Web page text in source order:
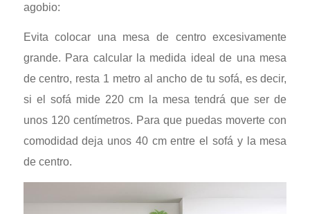
agobio:
Evita colocar una mesa de centro excesivamente
grande. Para calcular la medida ideal de una mesa
de centro, resta 1 metro al ancho de tu sofá, es decir,
si el sofá mide 220 cm la mesa tendrá que ser de
unos 120 centímetros. Para que puedas moverte con
comodidad deja unos 40 cm entre el sofá y la mesa
de centro.